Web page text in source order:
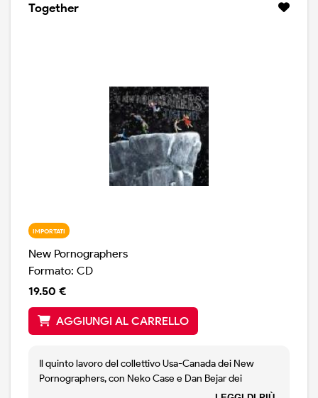
Together
IMPORTATI
New Pornographers
Formato: CD
19.50 €
AGGIUNGI AL CARRELLO
Il quinto lavoro del collettivo Usa-Canada dei New
Pornographers, con Neko Case e Dan Bejar dei
Destroyers, oltre al bandleader e principale autore A.C.